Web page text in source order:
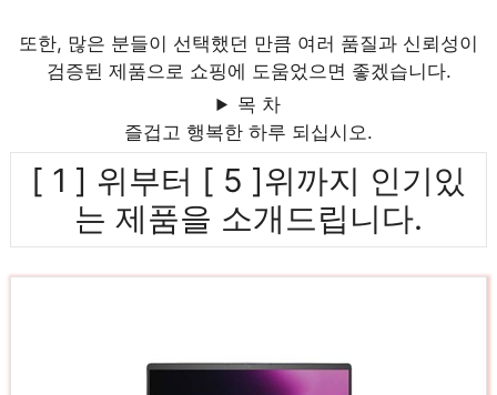
또한, 많은 분들이 선택했던 만큼 여러 품질과 신뢰성이
검증된 제품으로 쇼핑에 도움었으면 좋겠습니다.
목 차
즐겁고 행복한 하루 되십시오.
[ 1 ] 위부터 [ 5 ]위까지 인기있
는 제품을 소개드립니다.